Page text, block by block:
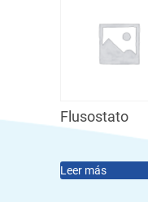
Flusostato
Leer más